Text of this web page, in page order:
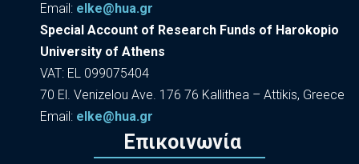
Εmail: elke@hua.gr
Special Account of Research Funds of Harokopio
University of Athens
VAT: EL 099075404
70 El. Venizelou Ave. 176 76 Kallithea – Attikis, Greece
Εmail: elke@hua.gr
Επικοινωνία